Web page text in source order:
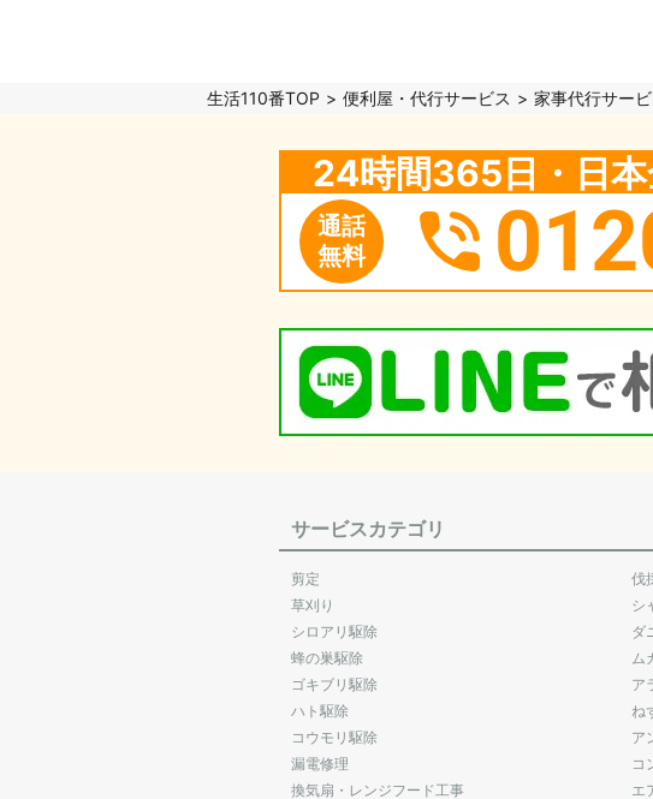
生活110番TOP 便利屋・代行サービス 家事代行サービ
24時間365日・日
通話
無料
サービスカテゴリ
剪定
伐
草刈り
シ
シロアリ駆除
ダ
蜂の巣駆除
ム
ゴキブリ駆除
ア
ハト駆除
ね
コウモリ駆除
ア
漏電修理
コ
換気扇・レンジフード工事
エ